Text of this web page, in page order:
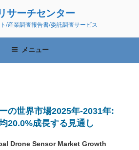
サーチセンター
/産業調査報告書/委託調査サービス
メニュー
の世界市場2025年-2031年:
20.0%成長する見通し
Drone Sensor Market Growth